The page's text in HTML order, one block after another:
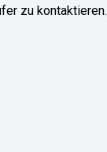
zu kontaktieren.